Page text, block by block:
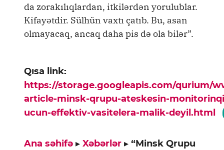
da zorakılıqlardan, itkilərdən yorulublar.
Kifayətdir. Sülhün vaxtı çatıb. Bu, asan
olmayacaq, ancaq daha pis də ola bilər”.
Qısa link:
https://storage.googleapis.com/qurium/
article-minsk-qrupu-ateskesin-
ucun-effektiv-vasitelera-malik-deyil.html
Ana səhifə ▸ Xəbərlər ▸ “Minsk Qrupu